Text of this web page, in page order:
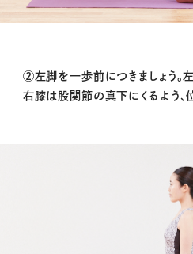
②左脚を一歩前につきましょう。
右膝は股関節 の真下にくるよう、